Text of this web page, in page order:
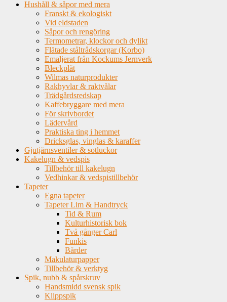
Hushåll & såpor med mera
Franskt & ekologiskt
Vid eldstaden
Såpor och rengöring
Termometrar, klockor och dylikt
Flätade ståltrådskorgar (Korbo)
Emaljerat från Kockums Jernverk
Bleckplåt
Wilmas naturprodukter
Rakhyvlar & raktvålar
Trädgårdsredskap
Kaffebryggare med mera
För skrivbordet
Lädervård
Praktiska ting i hemmet
Dricksglas, vinglas & karaffer
Gjutjärnsventiler & sotluckor
Kakelugn & vedspis
Tillbehör till kakelugn
Vedhinkar & vedspistillbehör
Tapeter
Egna tapeter
Tapeter Lim & Handtryck
Tid & Rum
Kulturhistorisk bok
Två gånger Carl
Funkis
Bårder
Makulaturpapper
Tillbehör & verktyg
Spik, nubb & spårskruv
Handsmidd svensk spik
Klippspik